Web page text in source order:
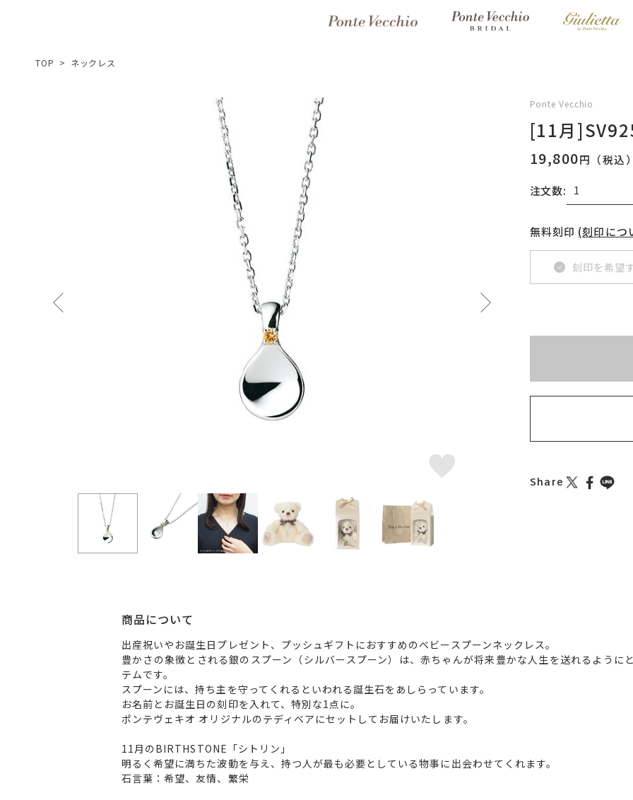
TOP > ネックレス
Ponte Vecchio
[11月
19,800円（税込
注文数:
無料刻印 (刻印につ
刻印を希望
Share
商品について
出産祝いやお誕生日プレゼント、プッシュギフトにおすすめのベビースプーンネックレス。
豊かさの象徴とされる銀のスプーン（シルバースプーン）は、赤ちゃんが将来豊かな人生を送れるように
テムです。
スプーンには、持ち主を守ってくれるといわれる誕生石をあしらっています。
お名前とお誕生日の刻印を入れて、特別な1点に。
ポンテヴェキオ オリジナルのテディベアにセットしてお届けいたします。
11月のBIRTHSTONE「シトリン」
明るく希望に満ちた波動を与え、持つ人が最も必要としている物事に出会わせてくれます。
石言葉：希望、友情、繁栄